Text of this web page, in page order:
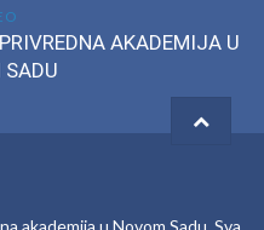
AKADEMIJA U
SADU
akademija u Novom Sadu . Sva